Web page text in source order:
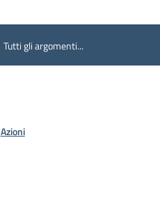
Tutti gli argomenti...
Azioni